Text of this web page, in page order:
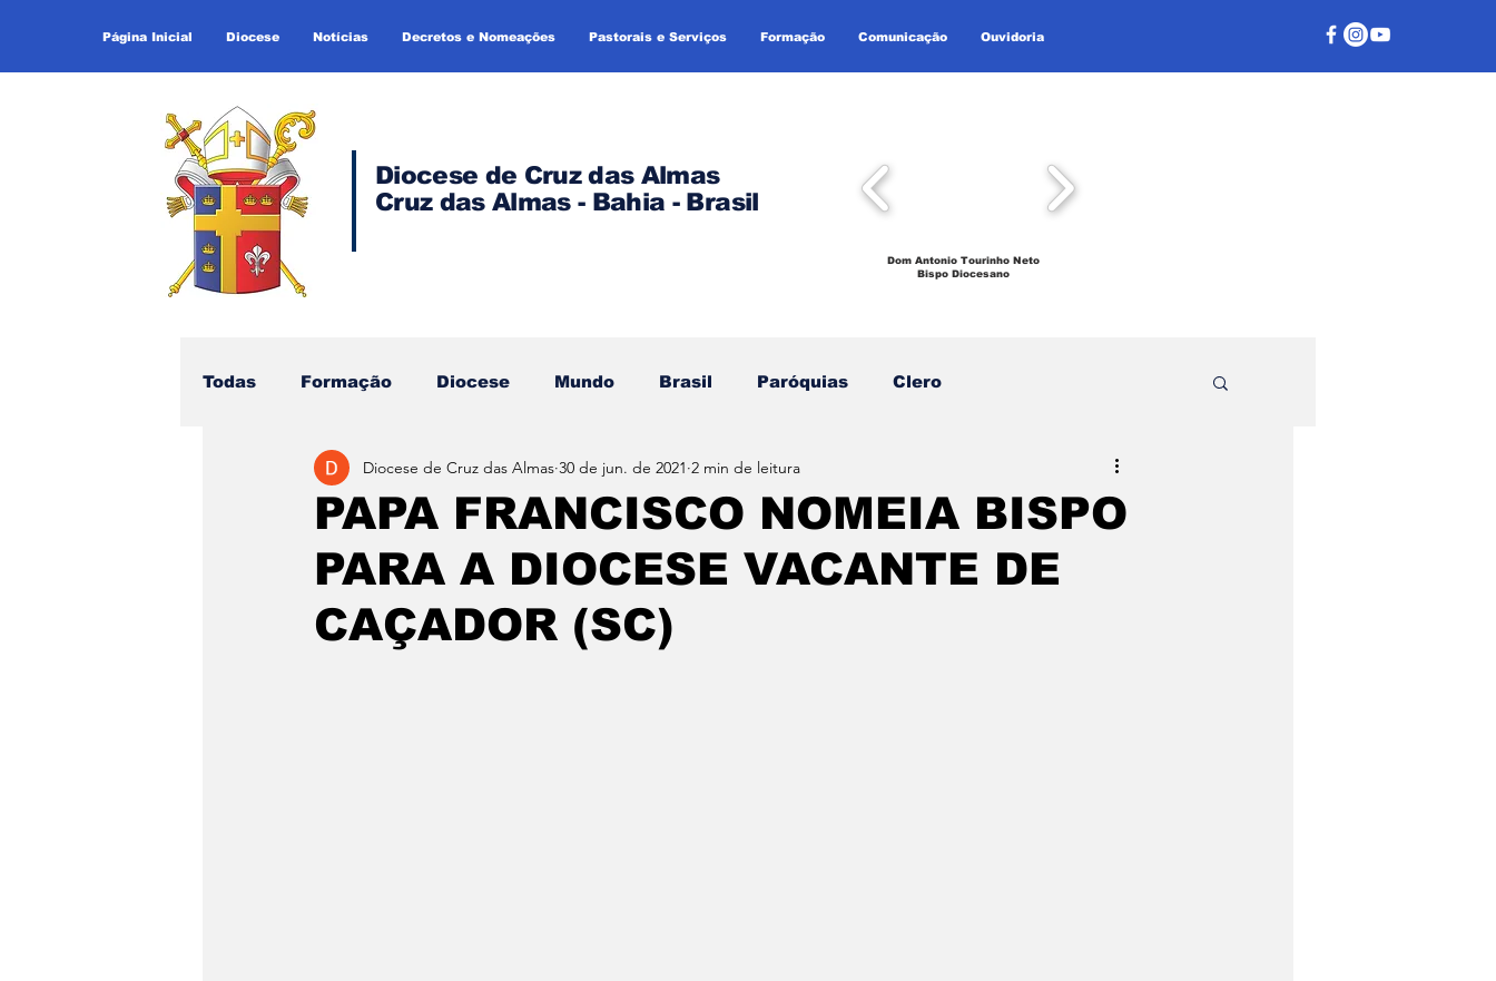
Página Inicial Diocese Notícias Decretos e Nomeações Pastorais e Serviços Formação Comunicação Ouvidoria
Diocese de Cruz das Almas
Cruz das Almas - Bahia - Brasil
Dom Antonio Tourinho Neto
Bispo Diocesano
Todas Formação Diocese Mundo Brasil Paróquias Clero
PAPA FRANCISCO NOMEIA BISPO
PARA A DIOCESE VACANTE DE
CAÇADOR (SC)
Diocese de Cruz das Almas 30 de jun. de 2021 2 min de leitura